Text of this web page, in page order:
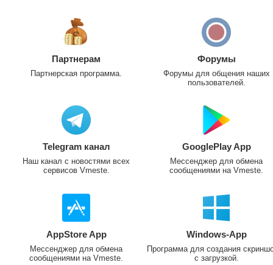
Партнерам
Партнерская программа.
Форумы
Форумы для общения наших
пользователей.
Telegram канал
Наш канал с новостями всех
сервисов Vmeste.
GooglePlay App
Мессенджер для обмена
сообщениями на Vmeste.
AppStore App
Мессенджер для обмена
сообщениями на Vmeste.
Windows-App
Программа для создания
с загрузкой.